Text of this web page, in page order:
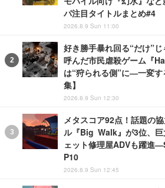
パ注目タイトルまとめ#4
2026.8.9 Sun 11:00
好き勝手暴れ回る“だけ”
呼んだ市民虐殺ゲーム『
は“狩られる側”に―一変す
集】
2026.8.9 Sun 12:30
メタスコア92点！話題の
ル『Big Walk』が3位、巨
ェット修理屋ADVも躍進
P10
2026.8.9 Sun 12:45